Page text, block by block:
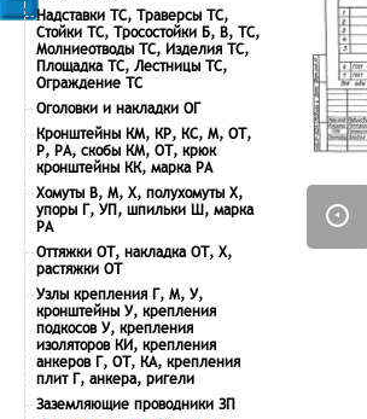
Надставки ТС, Траверсы ТС,
Стойки ТС, Тросостойки Б, В, ТС,
Молниеотводы ТС, Изделия ТС,
Площадка ТС, Лестницы ТС,
Ограждение ТС
Оголовки и накладки ОГ
Кронштейны КМ, КР, КС, М, ОТ,
Р, РА, скобы КМ, ОТ, крюк
кронштейны КК, марка РА
Хомуты В, М, Х, полухомуты Х,
упоры Г, УП, шпильки Ш, марка
РА
Оттяжки ОТ, накладка ОТ, Х,
растяжки ОТ
Узлы крепления Г, М, У,
кронштейны У, крепления
подкосов У, крепления
изоляторов КИ, крепления
анкеров Г, ОТ, КА, крепления
плит Г, анкера, ригели
Заземляющие проводники ЗП